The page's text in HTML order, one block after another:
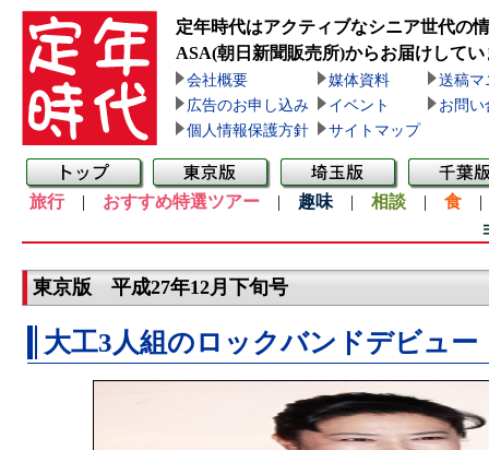
定年時代はアクティブなシニア世代の
ASA(朝日新聞販売所)からお届けしてい
会社概要 媒体資料
送稿マ
広告のお申し込み
イベント
お問い
個人情報保護方針
サイトマップ
旅行| おすすめ特選ツアー | 趣味 | 相談 | 食
東京版 平成27年12月下旬号
大工3人組のロックバンドデビュー